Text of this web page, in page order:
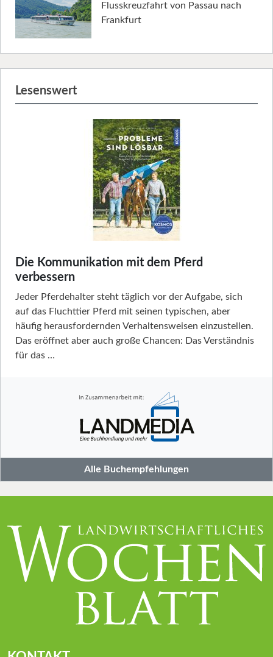
Flusskreuzfahrt von Passau nach
Frankfurt
Lesenswert
Die Kommunikation mit dem Pferd
verbessern
Jeder Pferdehalter steht täglich vor der Aufgabe, sich
auf das Fluchttier Pferd mit seinen typischen, aber
häufig herausfordernden Verhaltensweisen einzustellen.
Das eröffnet aber auch große Chancen: Das Verständnis
für das …
Alle Buchempfehlungen